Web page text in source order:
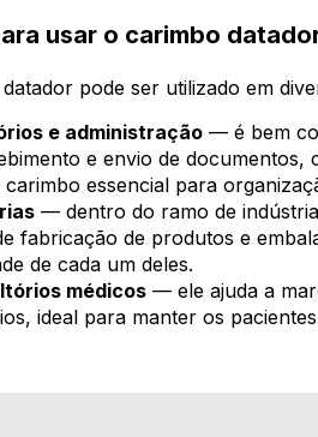
usar o carimbo
pode ser utilizado em
e administração — é bem
e envio de
carimbo essencial para
— dentro do ramo de
fabricação de produtos e
de cada um deles.
médicos — ele ajuda a
ideal para manter os